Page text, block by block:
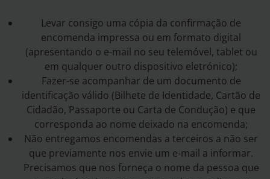
Levar consigo uma cópia da confirmação de
encomenda impressa ou em formato digital
(apresentando o e-mail no seu telemóvel, tablet ou
em qualquer outro dispositivo eletrónico);
Fazer-se acompanhar de um documento de
identificação válido (Bilhete de Identidade, Cartão de
Cidadão, Passaporte ou Carta de Condução) e que
corresponda ao nome deixado na encomenda;
Não entregamos encomendas a terceiros a não ser
que previamente nos envie um e-mail a informar.
Precisamos que nos forneça o nome da pessoa que